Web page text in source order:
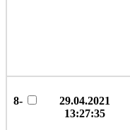
8-
29.04.2021
13:27:35